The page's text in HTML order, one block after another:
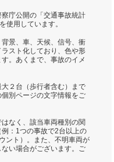
庁公開の「交通事故統計
使用しています。
景、車、天候、信号、衝
スト化しており、色や形
。あくまで、事故のイメ
２台（歩行者含む）まで
別ページの文字情報をご
なく、該当車両種別の関
：1つの事故で2台以上の
ント）。また、不明車両が
い場合がございます。ご